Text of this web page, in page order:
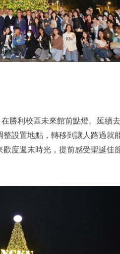
勝利校區未來館前點燈。延續
設置地點，轉移到讓人路過就
度週末時光，提前感受聖誕佳